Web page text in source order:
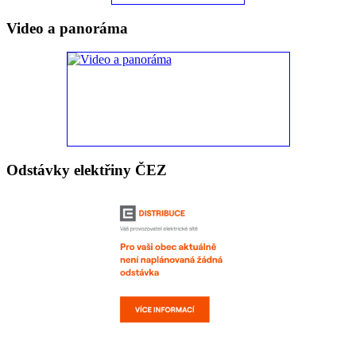
Video a panoráma
Odstávky elektřiny ČEZ